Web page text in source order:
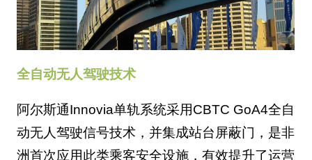
全自动无人驾驶技术
阿尔斯通Innovia单轨系统采用CBTC GoA4全自
动无人驾驶信号技术，并集成站台屏蔽门，是非
洲首次应用此类乘客安全设施，有效提升了运营